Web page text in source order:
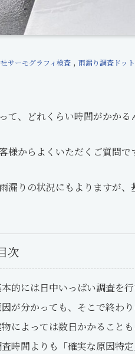
サーモグラフィ検査 ,雨漏り調査ドッ
て、どれくらい時間がかかる
様からよくいただくご質問で
漏りの状況にもよりますが、
次
的には日中いっぱい調査を
が分かっても、そこで終わ
によっては数日かかること
時間よりも「確実な原因特